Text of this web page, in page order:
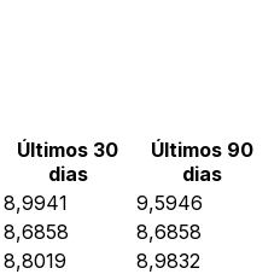
Últimos 30
dias
Últimos 90
dias
8,9941
9,5946
8,6858
8,6858
8,8019
8,9832